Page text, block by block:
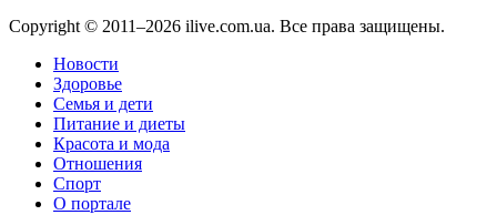
Copyright © 2011–2026 ilive.com.ua. Все права защищены.
Новости
Здоровье
Семья и дети
Питание и диеты
Красота и мода
Отношения
Спорт
О портале